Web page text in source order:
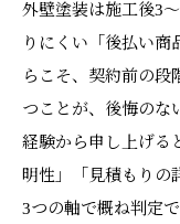
外壁塗装は施工後3
りにくい「後払い商
らこそ、契約前の段
つことが、後悔のな
経験から申し上げる
明性」「見積もりの
3つの軸で概ね判定で